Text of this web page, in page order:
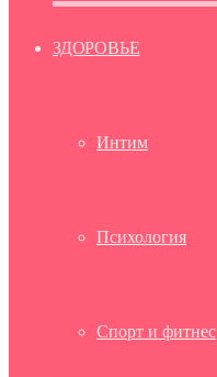
ЗДОРОВЬЕ
Интим
Психология
Спорт и фитнес